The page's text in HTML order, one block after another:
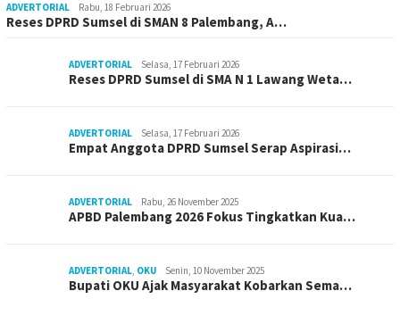
ADVERTORIAL Rabu, 18 Februari 2026
Reses DPRD Sumsel di SMAN 8 Palembang, A…
ADVERTORIAL Selasa, 17 Februari 2026
Reses DPRD Sumsel di SMA N 1 Lawang Weta…
ADVERTORIAL Selasa, 17 Februari 2026
Empat Anggota DPRD Sumsel Serap Aspirasi…
ADVERTORIAL Rabu, 26 November 2025
APBD Palembang 2026 Fokus Tingkatkan Kua…
ADVERTORIAL, OKU Senin, 10 November 2025
Bupati OKU Ajak Masyarakat Kobarkan Sema…